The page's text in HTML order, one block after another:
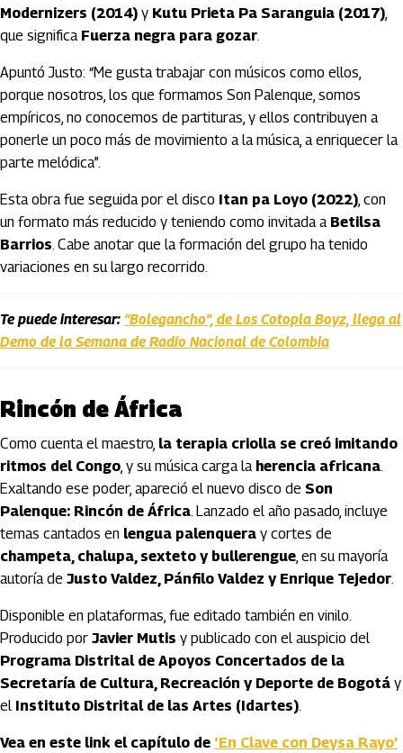
Modernizers (2014) y Kutu Prieta Pa Saranguia (2017)
que significa Fuerza negra para gozar
Apuntó Justo: “Me gusta trabajar con músicos como ellos,
porque nosotros, los que formamos Son Palenque, somos
empíricos, no conocemos de partituras, y ellos contribuyen a
ponerle un poco más de movimiento a la música, a enriquecer la
parte melódica”.
Esta obra fue seguida por el disco Itan pa Loyo (2022) , con
un formato más reducido y teniendo como invitada a Betilsa
Barrios . Cabe anotar que la formación del grupo ha tenido
variaciones en su largo recorrido.
Te puede interesar: “Bolegancho”, de Los Cotopla Boyz, llega al
Demo de la Semana de Radio Nacional de Colombia
Rincón de África
Como cuenta el maestro, la terapia criolla se creó imitando
ritmos del Congo , y su música carga la herencia africana
Exaltando ese poder, apareció el nuevo disco de Son
Palenque: Rincón de África . Lanzado el año pasado, incluye
temas cantados en lengua palenquera y cortes de
champeta, chalupa, sexteto y bullerengue , en su mayoría
autoría de Justo Valdez, Pánfilo Valdez y Enrique Tejedor
Disponible en plataformas, fue editado también en vinilo.
Producido por Javier Mutis y publicado con el auspicio del
Programa Distrital de Apoyos Concertados de la
Secretaría de Cultura, Recreación y Deporte de Bogotá y
el Instituto Distrital de las Artes (Idartes)
Vea en este link el capítulo de ‘En Clave con Deysa Rayo’